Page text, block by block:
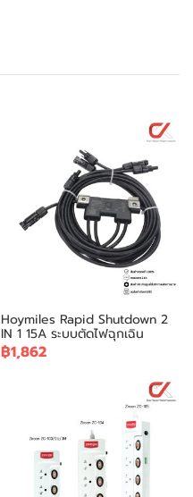
Hoymiles Rapid Shutdown 2
IN 1 15A ระบบตัดไฟฉุกเฉิน
฿1,862